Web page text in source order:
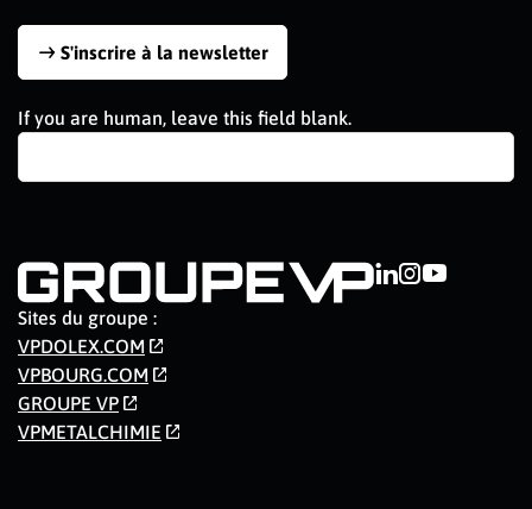
S'inscrire à la newsletter
If you are human, leave this field blank.
Sites du groupe :
VPDOLEX.COM
VPBOURG.COM
GROUPE VP
VPMETALCHIMIE